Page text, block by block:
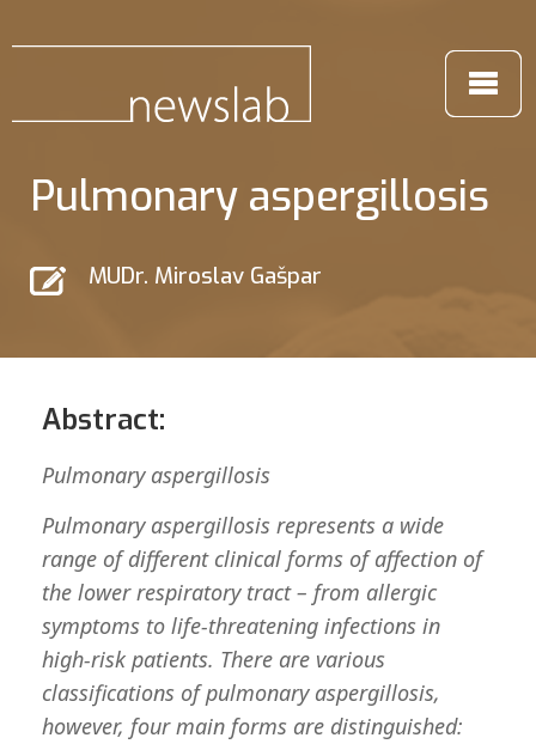
Pulmonary aspergillosis
MUDr. Miroslav Gašpar
Abstract:
Pulmonary aspergillosis
Pulmonary aspergillosis represents a wide
range of different clinical forms of affection of
the lower respiratory tract – from allergic
symptoms to life-threatening infections in
high-risk patients. There are various
classifications of pulmonary aspergillosis,
however, four main forms are distinguished: